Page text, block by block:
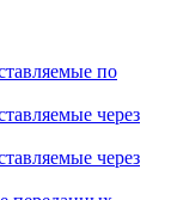
по
через
через